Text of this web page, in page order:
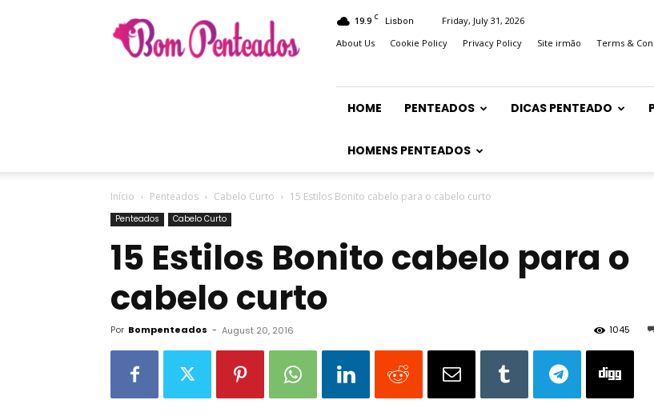
Penteados
19.9 C Lisbon
Friday, July 31, 2026
About Us
Cookie Policy Privacy Policy Site irmão Terms &
HOME PENTEADOS DICAS PENTEADO
HOMENS PENTEADOS
Início Penteados Cabelo Curto 15 Estilos Bonito cabelo para o cabelo curto
Penteados Cabelo Curto
15 Estilos Bonito cabelo para o
cabelo curto
Por Bompenteados - August 20, 2016 1045